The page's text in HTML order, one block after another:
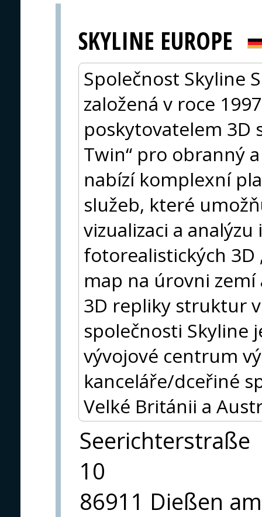
SKYLINE EUROPE
Společnost Skyline
založená v roce
poskytovatelem 3D
Twin“ pro obranný
nabízí komplexní
služeb, které
vizualizaci a
fotorealistických 3D
map na úrovni
3D repliky struktur
společnosti Skyline
vývojové centrum
kanceláře/dceřiné
Velké Británii a
Seerichterstraße
10
86911 Dießen